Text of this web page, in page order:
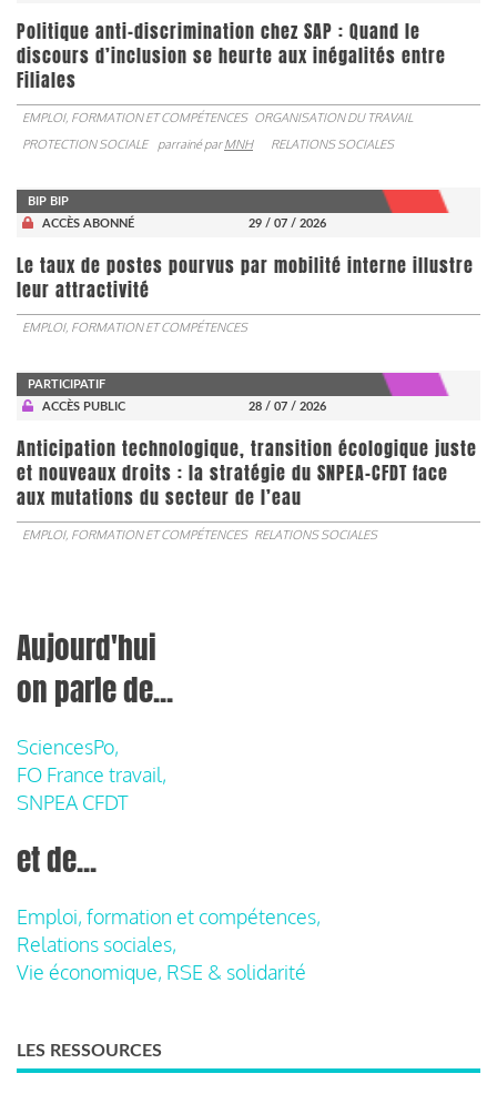
Politique anti-discrimination chez SAP : Quand le
discours d’inclusion se heurte aux inégalités entre
Filiales
EMPLOI, FORMATION ET COMPÉTENCES ORGANISATION DU TRAVAIL
PROTECTION SOCIALE
parrainé parMNH RELATIONS SOCIALES
BIP BIP
ACCÈS ABONNÉ
29 / 07 / 2026
Le taux de postes pourvus par mobilité interne illustre
leur attractivité
EMPLOI, FORMATION ET COMPÉTENCES
PARTICIPATIF
ACCÈS PUBLIC
28 / 07 / 2026
Anticipation technologique, transition écologique juste
et nouveaux droits : la stratégie du SNPEA-CFDT face
aux mutations du secteur de l’eau
EMPLOI, FORMATION ET COMPÉTENCES RELATIONS SOCIALES
Aujourd'hui
on parle de...
SciencesPo,
FO France travail,
SNPEA CFDT
et de...
Emploi, formation et compétences,
Relations sociales,
Vie économique, RSE & solidarité
LES RESSOURCES